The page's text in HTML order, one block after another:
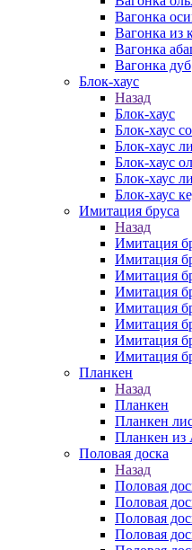
Вагонка
Вагонка из
Вагонка
Вагонка дуб
Блок-хаус
Назад
Блок-хаус
Блок-хаус
Блок-хаус
Блок-хаус
Блок-хаус
Блок-хаус
Имитация бруса
Назад
Имитация
Имитация
Имитация
Имитация
Имитация
Имитация
Имитация
Имитация
Планкен
Назад
Планкен
Планкен
Планкен из
Половая доска
Назад
Половая
Половая
Половая
Половая